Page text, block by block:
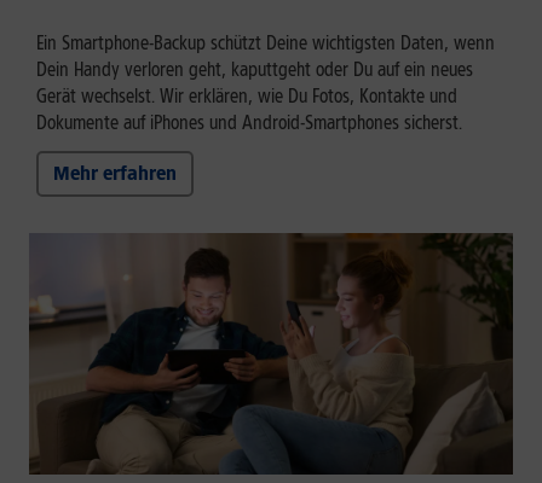
Ein Smartphone-Backup schützt Deine wichtigsten Daten, wenn
Dein Handy verloren geht, kaputtgeht oder Du auf ein neues
Gerät wechselst. Wir erklären, wie Du Fotos, Kontakte und
Dokumente auf iPhones und Android-Smartphones sicherst.
Mehr erfahren